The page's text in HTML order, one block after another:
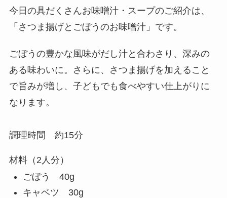
今日の具だくさんお味噌汁・スープのご紹介は、
「さつま揚げとごぼうのお味噌汁」です。
ごぼうの豊かな風味がだし汁と合わさり、深みの
ある味わいに。さらに、さつま揚げを加えること
で旨みが増し、子どもでも食べやすい仕上がりに
なります。
調理時間 約15分
材料（2人分）
ごぼう 40g
キャベツ 30g